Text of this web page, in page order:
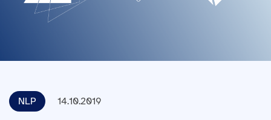
REFERENZEN
NLP 14.10.2019